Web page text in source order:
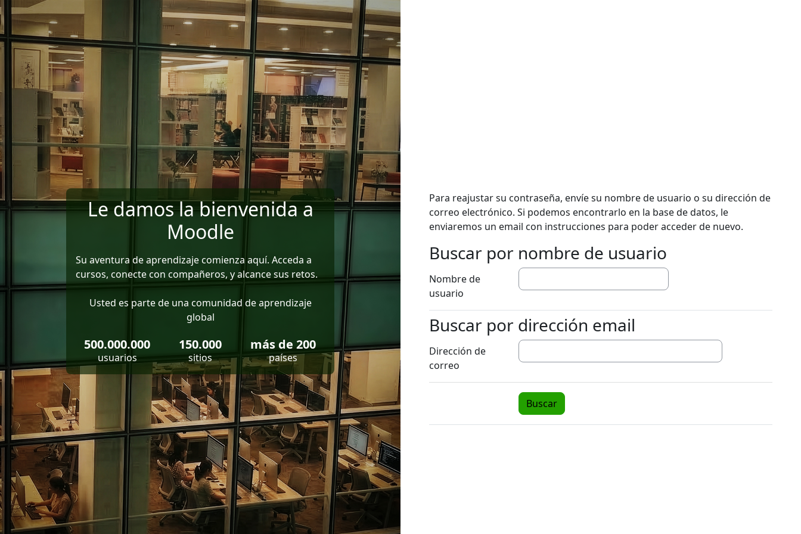
Salta al contenido principal
Le damos la bienvenida a
Moodle
Su aventura de aprendizaje comienza aquí. Acceda a
cursos, conecte con compañeros, y alcance sus retos.
Usted es parte de una comunidad de aprendizaje
global
500.000.000
usuarios
150.000
sitios
más de 200
países
Para reajustar su contraseña, envíe su nombre de usuario o su dirección de
correo electrónico. Si podemos encontrarlo en la base de datos, le
enviaremos un email con instrucciones para poder acceder de nuevo.
Buscar por nombre de usuario
Buscar por nombre de usuario
Nombre de
usuario
Buscar por dirección email
Buscar por dirección email
Dirección de
correo